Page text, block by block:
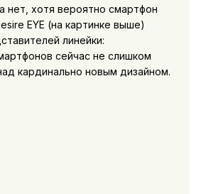
нет, хотя вероятно смартфон
EYE (на картинке выше)
линейки:
сейчас не слишком
кардинально новым дизайном.